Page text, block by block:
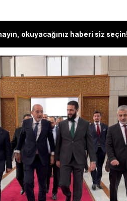
okuyacağınız haberi siz
Bakanı Ayman Safadi,
el-Şaraa ile bir araya
destek vermeye hazır
bir diplomatik ziyaret